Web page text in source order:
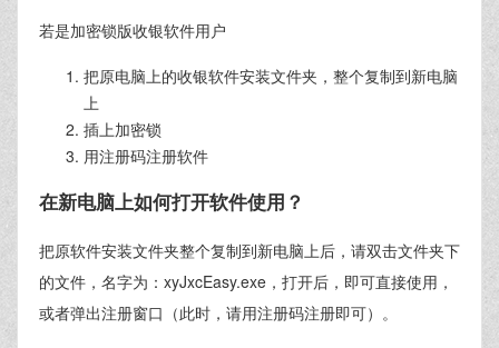
若是加密锁版收银软件用户
把原电脑上的收银软件安装文件夹，整个复制到新电脑
上
插上加密锁
用注册码注册软件
在新电脑上如何打开软件使用？
把原软件安装文件夹整个复制到新电脑上后，请双击文件夹下
的文件，名字为：xyJxcEasy.exe，打开后，即可直接使用，
或者弹出注册窗口（此时，请用注册码注册即可）。